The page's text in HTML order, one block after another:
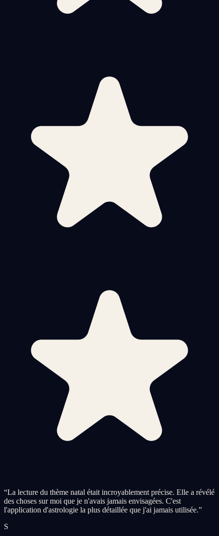
“La lecture du thème natal était incroyablement précise. Elle a révélé
des choses sur moi que je n'avais jamais envisagées. C'est
l'application d'astrologie la plus détaillée que j'ai jamais utilisée.”
S